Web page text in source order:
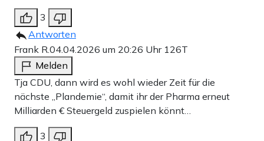
3
Antworten
Frank R.04.04.2026 um 20:26 Uhr 126T
Melden
Tja CDU, dann wird es wohl wieder Zeit für die
nächste „Plandemie“, damit ihr der Pharma erneut
Milliarden € Steuergeld zuspielen könnt…
3